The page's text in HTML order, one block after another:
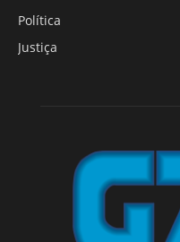
Política
Justiça